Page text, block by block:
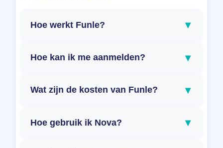
Hoe werkt Funle? ▾
Hoe kan ik me aanmelden? ▾
Wat zijn de kosten van Funle? ▾
Hoe gebruik ik Nova? ▾